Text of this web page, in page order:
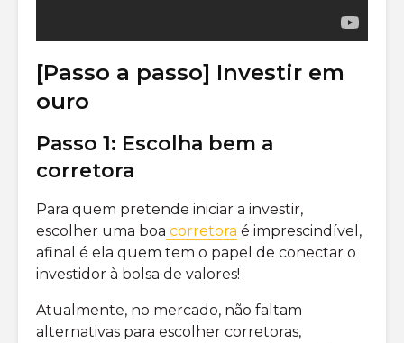
[Passo a passo] Investir em
ouro
Passo 1: Escolha bem a
corretora
Para quem pretende iniciar a investir,
escolher uma boa corretora é imprescindível,
afinal é ela quem tem o papel de conectar o
investidor à bolsa de valores!
Atualmente, no mercado, não faltam
alternativas para escolher corretoras,